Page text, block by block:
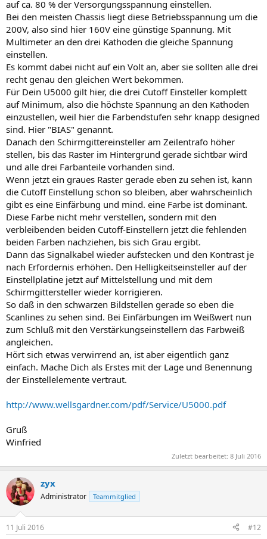
auf ca. 80 % der Versorgungsspannung einstellen.
Bei den meisten Chassis liegt diese Betriebsspannung um die
200V, also sind hier 160V eine günstige Spannung. Mit
Multimeter an den drei Kathoden die gleiche Spannung
einstellen.
Es kommt dabei nicht auf ein Volt an, aber sie sollten alle drei
recht genau den gleichen Wert bekommen.
Für Dein U5000 gilt hier, die drei Cutoff Einsteller komplett
auf Minimum, also die höchste Spannung an den Kathoden
einzustellen, weil hier die Farbendstufen sehr knapp designed
sind. Hier "BIAS" genannt.
Danach den Schirmgittereinsteller am Zeilentrafo höher
stellen, bis das Raster im Hintergrund gerade sichtbar wird
und alle drei Farbanteile vorhanden sind.
Wenn jetzt ein graues Raster gerade eben zu sehen ist, kann
die Cutoff Einstellung schon so bleiben, aber wahrscheinlich
gibt es eine Einfärbung und mind. eine Farbe ist dominant.
Diese Farbe nicht mehr verstellen, sondern mit den
verbleibenden beiden Cutoff-Einstellern jetzt die fehlenden
beiden Farben nachziehen, bis sich Grau ergibt.
Dann das Signalkabel wieder aufstecken und den Kontrast je
nach Erfordernis erhöhen. Den Helligkeitseinsteller auf der
Einstellplatine jetzt auf Mittelstellung und mit dem
Schirmgittersteller wieder korrigieren.
So daß in den schwarzen Bildstellen gerade so eben die
Scanlines zu sehen sind. Bei Einfärbungen im Weißwert nun
zum Schluß mit den Verstärkungseinstellern das Farbweiß
angleichen.
Hört sich etwas verwirrend an, ist aber eigentlich ganz
einfach. Mache Dich als Erstes mit der Lage und Benennung
der Einstellelemente vertraut.
http://www.wellsgardner.com/pdf/Service/U5000.pdf
Gruß
Winfried
Zuletzt bearbeitet: 8 Juli 2016
zyx
Administrator Teammitglied
11 Juli 2016 #12